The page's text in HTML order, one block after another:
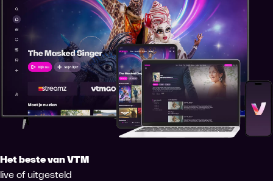
Het beste van VTM
live of uitgesteld